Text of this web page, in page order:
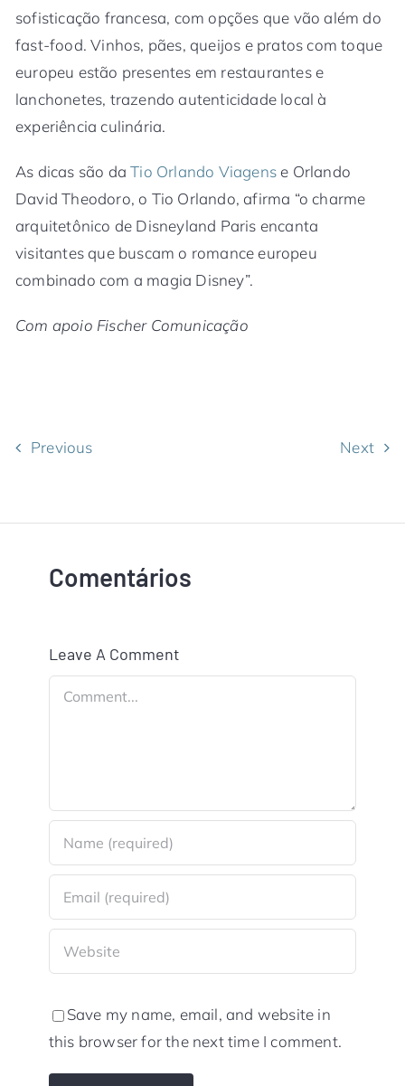
sofisticação francesa, com opções que vão além do
fast-food. Vinhos, pães, queijos e pratos com toque
europeu estão presentes em restaurantes e
lanchonetes, trazendo autenticidade local à
experiência culinária.
As dicas são daTio Orlando Viagens e Orlando
David Theodoro, o Tio Orlando, afirma “o charme
arquitetônico de Disneyland Paris encanta
visitantes que buscam o romance europeu
combinado com a magia Disney”.
Com apoio Fischer Comunicação
Previous Next
Comentários
Leave A Comment
Comment
Save my name, email, and website in
this browser for the next time I comment.